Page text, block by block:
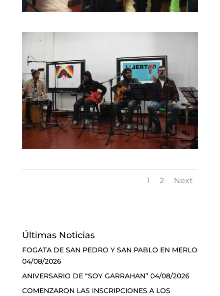
1 2 Next
Últimas Noticias
FOGATA DE SAN PEDRO Y SAN PABLO EN MERLO
04/08/2026
ANIVERSARIO DE “SOY GARRAHAN” 04/08/2026
COMENZARON LAS INSCRIPCIONES A LOS